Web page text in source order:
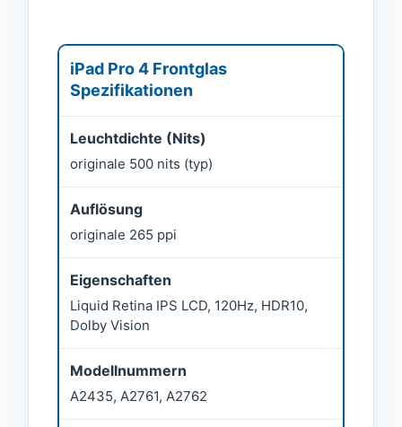
iPad Pro 4 Frontglas
Spezifikationen
Leuchtdichte (Nits)
originale 500 nits (typ)
Auflösung
originale 265 ppi
Eigenschaften
Liquid Retina IPS LCD, 120Hz, HDR10,
Dolby Vision
Modellnummern
A2435, A2761, A2762